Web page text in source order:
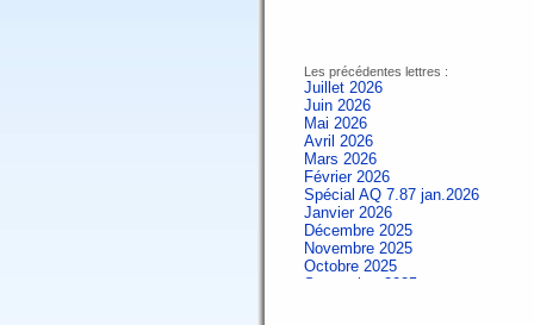
Les précédentes lettres :
Juillet 2026
Juin 2026
Mai 2026
Avril 2026
Mars 2026
Février 2026
Spécial AQ 7.87 jan.2026
Janvier 2026
Décembre 2025
Novembre 2025
Octobre 2025
Septembre 2025